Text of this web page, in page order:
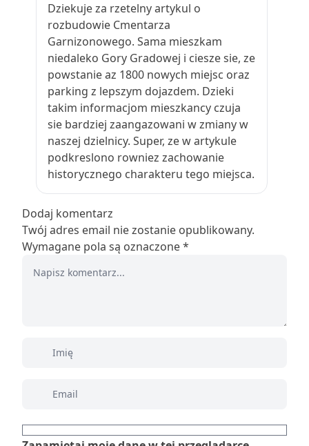
Dziekuje za rzetelny artykul o
rozbudowie Cmentarza
Garnizonowego. Sama mieszkam
niedaleko Gory Gradowej i ciesze sie, ze
powstanie az 1800 nowych miejsc oraz
parking z lepszym dojazdem. Dzieki
takim informacjom mieszkancy czuja
sie bardziej zaangazowani w zmiany w
naszej dzielnicy. Super, ze w artykule
podkreslono rowniez zachowanie
historycznego charakteru tego miejsca.
Dodaj komentarz
Twój adres email nie zostanie opublikowany.
Wymagane pola są oznaczone*